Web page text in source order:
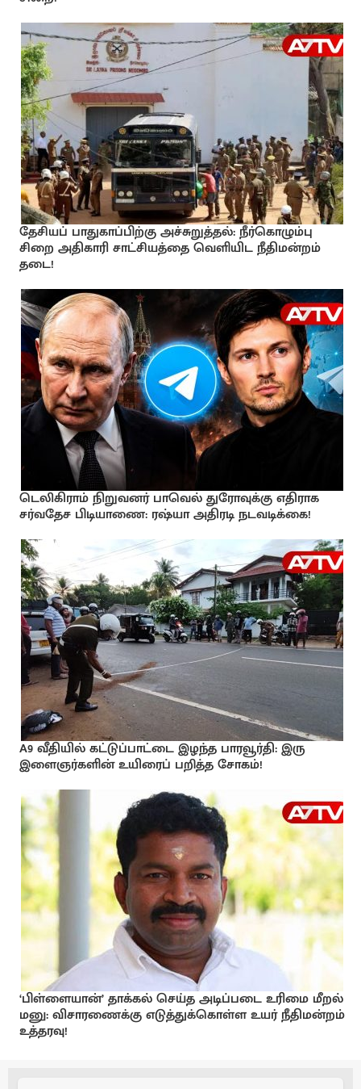
தேசியப் பாதுகாப்பிற்கு அச்சுறுத்தல்: நீர்கொழும்பு
சிறை அதிகாரி சாட்சியத்தை வெளியிட நீதிமன்றம்
தடை!
டெலிகிராம் நிறுவனர் பாவெல் துரோவுக்கு எதிராக
சர்வதேச பிடியாணை: ரஷ்யா அதிரடி நடவடிக்கை!
A9 வீதியில் கட்டுப்பாட்டை இழந்த பாரவூர்தி: இரு
இளைஞர்களின் உயிரைப் பறித்த சோகம்!
‘பிள்ளையான்’ தாக்கல் செய்த அடிப்படை உரிமை மீறல்
மனு: விசாரணைக்கு எடுத்துக்கொள்ள உயர் நீதிமன்றம்
உத்தரவு!